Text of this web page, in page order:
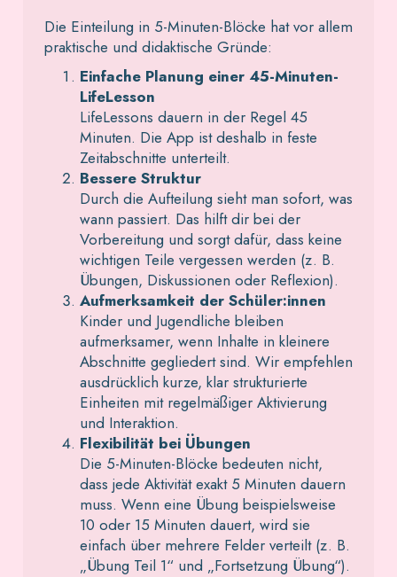
Die Einteilung in 5-Minuten-Blöcke hat vor allem
praktische und didaktische Gründe:
Einfache Planung einer 45-Minuten-
LifeLesson
LifeLessons dauern in der Regel 45
Minuten. Die App ist deshalb in feste
Zeitabschnitte unterteilt.
Bessere Struktur
Durch die Aufteilung sieht man sofort, was
wann passiert. Das hilft dir bei der
Vorbereitung und sorgt dafür, dass keine
wichtigen Teile vergessen werden (z. B.
Übungen, Diskussionen oder Reflexion).
Aufmerksamkeit der Schüler:innen
Kinder und Jugendliche bleiben
aufmerksamer, wenn Inhalte in kleinere
Abschnitte gegliedert sind. Wir empfehlen
ausdrücklich kurze, klar strukturierte
Einheiten mit regelmäßiger Aktivierung
und Interaktion.
Flexibilität bei Übungen
Die 5-Minuten-Blöcke bedeuten nicht,
dass jede Aktivität exakt 5 Minuten dauern
muss. Wenn eine Übung beispielsweise
10 oder 15 Minuten dauert, wird sie
einfach über mehrere Felder verteilt (z. B.
„Übung Teil 1“ und „Fortsetzung Übung“).